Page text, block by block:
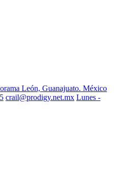
León, Guanajuato. México
crail@prodigy.net.mx Lunes -